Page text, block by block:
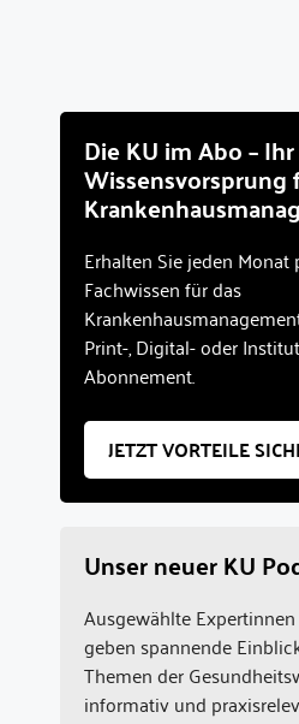
Die KU im Abo – Ihr
Wissensvorsprung
Erhalten Sie jeden Monat
Fachwissen für das
Print-, Digital- oder
Abonnement.
JETZT VORTEILE
Unser neuer KU
Ausgewählte
geben spannende
Themen der
informativ und